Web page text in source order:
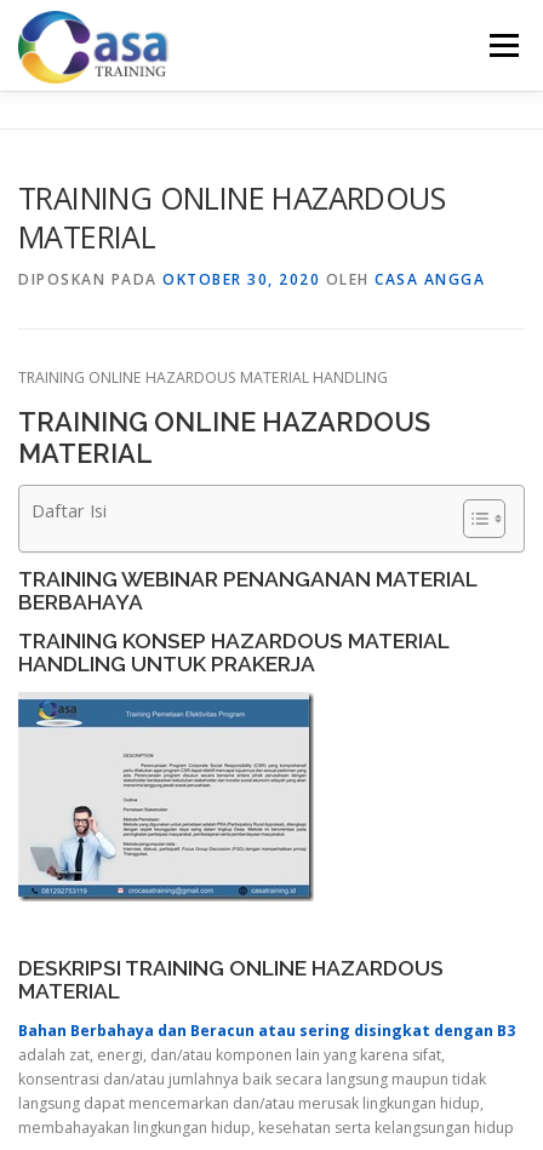
Lompat
konten
Menu
KONTAK KAMI
TRAINING ONLINE HAZARDOUS
MATERIAL
DIPOSKAN PADA OKTOBER 30, 2020 OLEH CASA ANGGA
TRAINING ONLINE HAZARDOUS MATERIAL HANDLING
TRAINING ONLINE HAZARDOUS
MATERIAL
Daftar Isi
TRAINING WEBINAR PENANGANAN MATERIAL
BERBAHAYA
TRAINING KONSEP HAZARDOUS MATERIAL
HANDLING UNTUK PRAKERJA
DESKRIPSI TRAINING ONLINE HAZARDOUS
MATERIAL
Bahan Berbahaya dan Beracun atau sering disingkat dengan B3
adalah zat, energi, dan/atau komponen lain yang karena sifat,
konsentrasi dan/atau jumlahnya baik secara langsung maupun tidak
langsung dapat mencemarkan dan/atau merusak lingkungan hidup,
membahayakan lingkungan hidup, kesehatan serta kelangsungan hidup